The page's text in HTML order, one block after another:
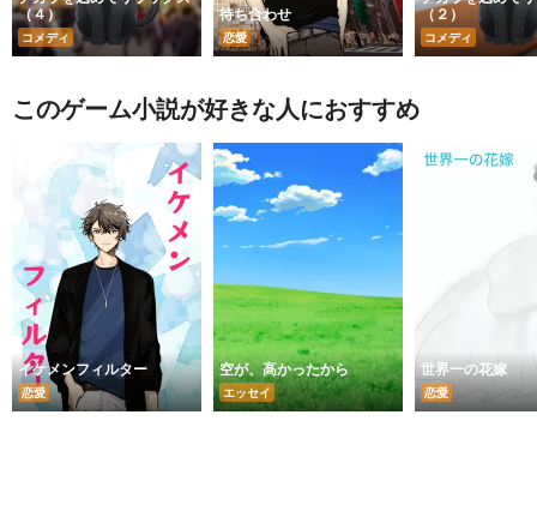
（４）
コメディ
待ち合わせ
恋愛
（２）
コメディ
このゲーム小説が好きな人におすすめ
イケメンフィルター
恋愛
空が、高かったから
エッセイ
世界一の花嫁
恋愛